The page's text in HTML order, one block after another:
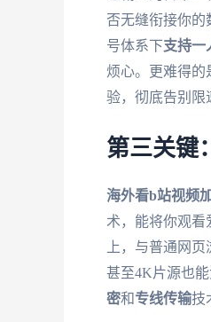
否无缝衔接你的
号体系下支持一
烦心。更难得的
验，彻底告别限
第三关键
海外看b站视频
术，能将你观看
上，与普通网
甚至4K片源也
密和专线传输技